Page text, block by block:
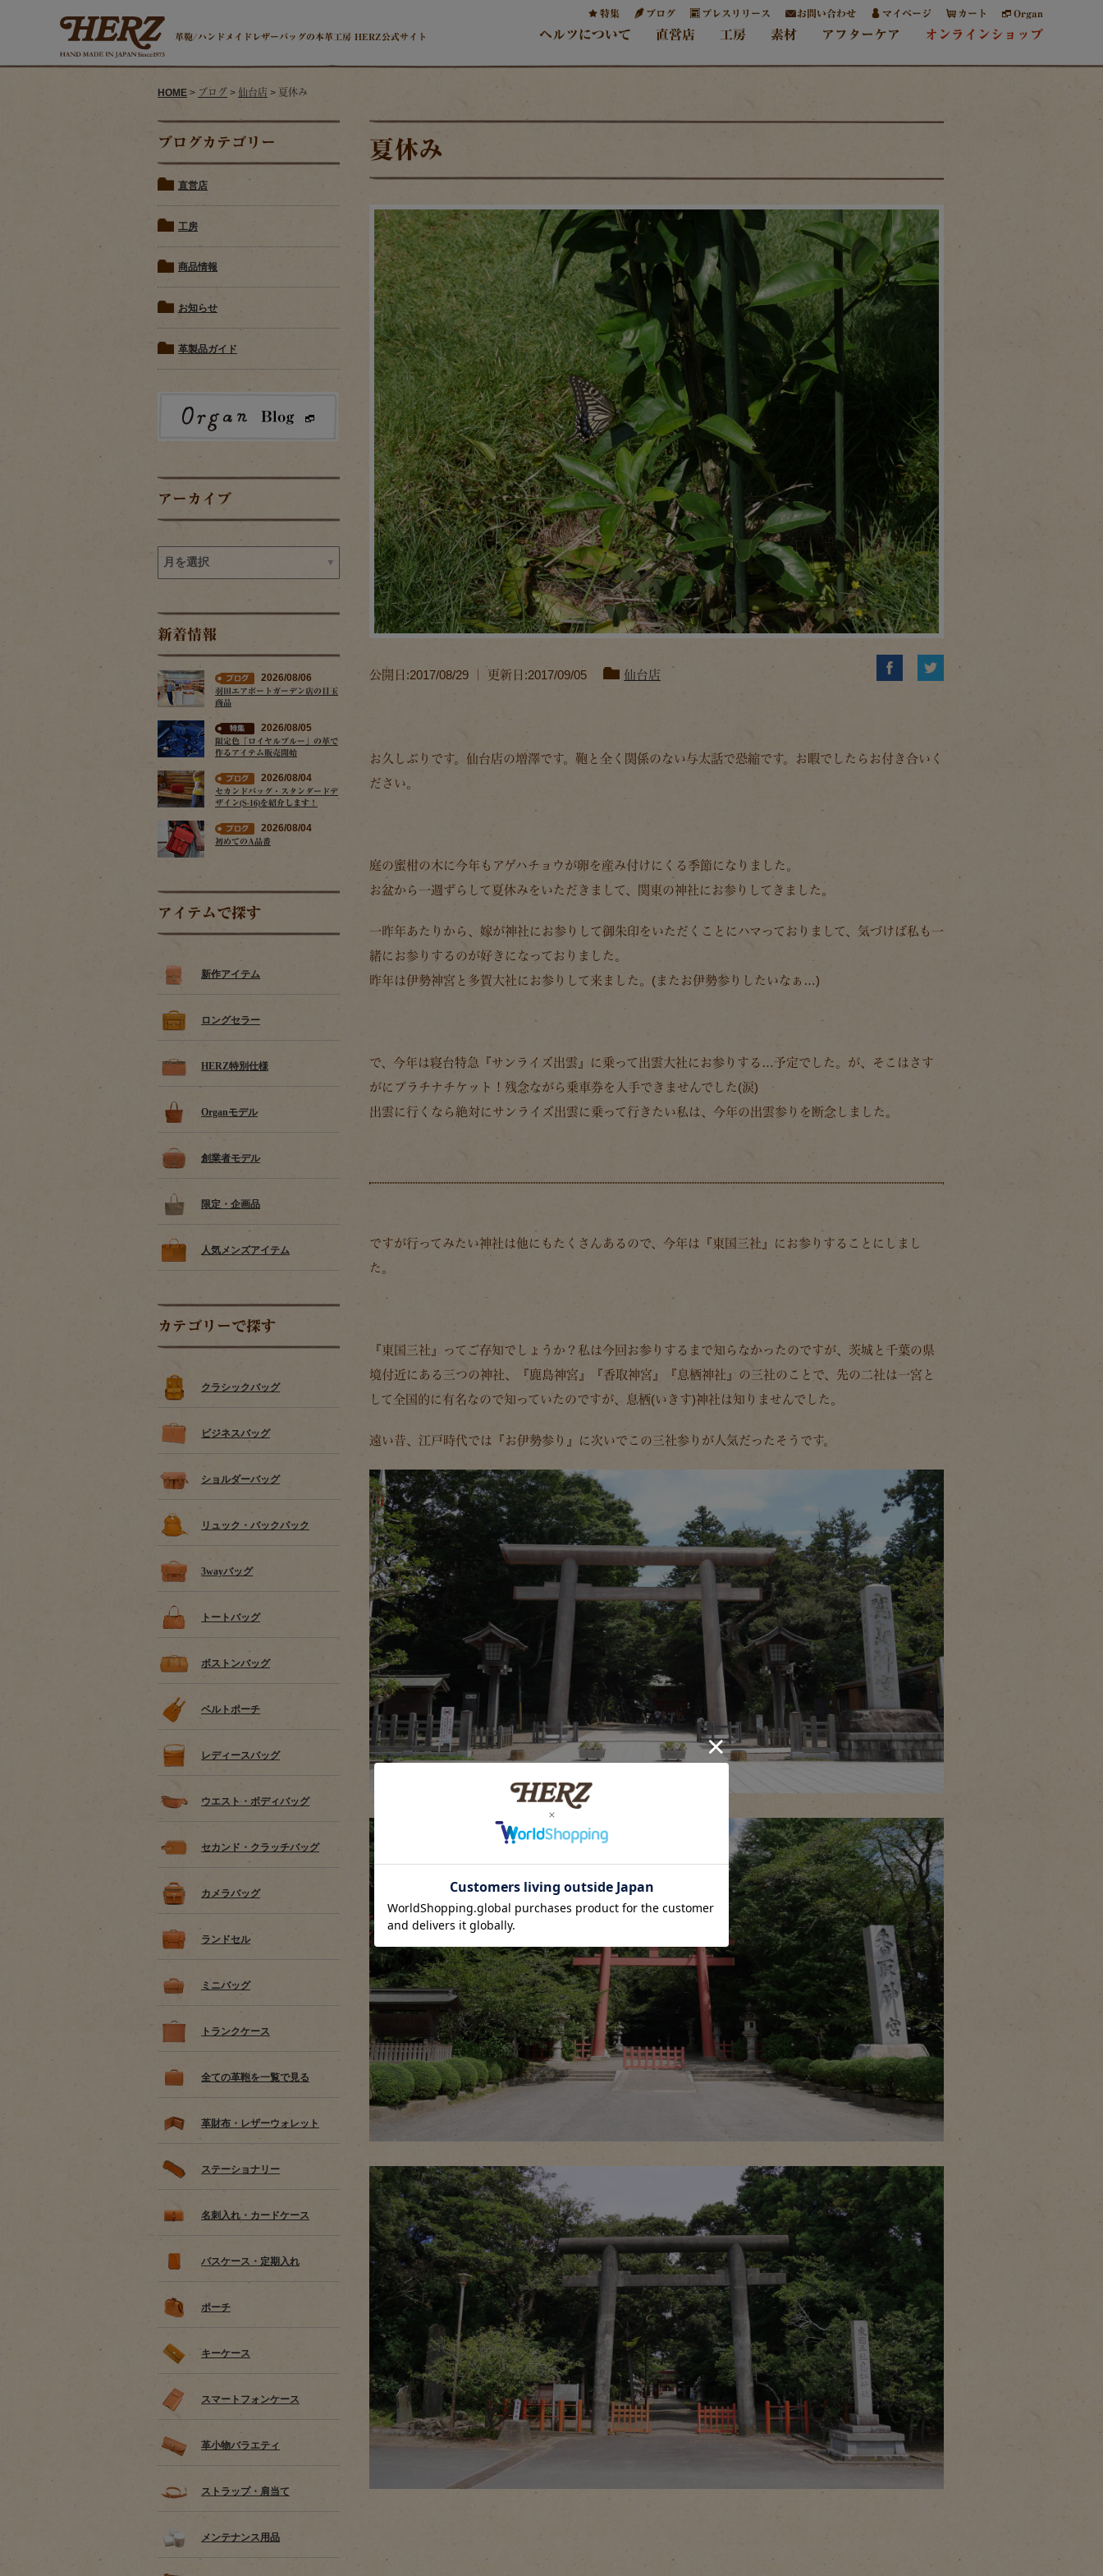
革鞄/ハンドメイドレザーバッグの本革工房 HERZ公式サイト
特集 ブログ プレスリリース お問い合わせ マイページ カート Organ
ヘルツについて 直営店 工房 素材 アフターケア オンラインショップ
HOME > ブログ > 仙台店 > 夏休み
ブログカテゴリー
直営店
工房
商品情報
お知らせ
革製品ガイド
アーカイブ
新着情報
2026/08/06
羽田エアポートガーデン店の目玉
商品
2026/08/05
限定色「ロイヤルブルー」の革で
作るアイテム販売開始
2026/08/04
セカンドバッグ・スタンダードデ
ザイン(S-16)を紹介します！
2026/08/04
初めてのA品番
アイテムで探す
新作アイテム
ロングセラー
HERZ特別仕様
Organモデル
創業者モデル
限定・企画品
人気メンズアイテム
カテゴリーで探す
クラシックバッグ
ビジネスバッグ
ショルダーバッグ
リュック・バックパック
3wayバッグ
トートバッグ
ボストンバッグ
ベルトポーチ
レディースバッグ
ウエスト・ボディバッグ
セカンド・クラッチバッグ
カメラバッグ
ランドセル
ミニバッグ
トランクケース
全ての革鞄を一覧で見る
革財布・レザーウォレット
ステーショナリー
名刺入れ・カードケース
パスケース・定期入れ
ポーチ
キーケース
スマートフォンケース
革小物バラエティ
ストラップ・肩当て
メンテナンス用品
夏休み
公開日:2017/08/29 ｜ 更新日:2017/09/05 仙台店
お久しぶりです。仙台店の増澤です。鞄と全く関係のない与太話で恐縮です。お暇でしたらお付き合いく
ださい。
庭の蜜柑の木に今年もアゲハチョウが卵を産み付けにくる季節になりました。
お盆から一週ずらして夏休みをいただきまして、関東の神社にお参りしてきました。
一昨年あたりから、嫁が神社にお参りして御朱印をいただくことにハマっておりまして、気づけば私も一
緒にお参りするのが好きになっておりました。
昨年は伊勢神宮と多賀大社にお参りして来ました。(またお伊勢参りしたいなぁ…)
で、今年は寝台特急 『サンライズ出雲』
に乗って出雲大社にお参りする…予定でした。が、そこはさす
がにプラチナチケット！残念ながら乗車券を入手できませんでした(涙)
出雲に行くなら絶対にサンライズ出雲に乗って行きたい私は、今年の出雲参りを断念しました。
ですが行ってみたい神社は他にもたくさんあるので、今年は 『東国三社』
にお参りすることにしまし
た。
『東国三社』
ってご存知でしょうか？私は今回お参りするまで知らなかったのですが、茨城と千葉の県
境付近にある三つの神社、
『鹿島神宮』『香取神宮』『息栖神社』 の三社のことで、先の二社は一宮と
して全国的に有名なので知っていたのですが、息栖(いきす)神社は知りませんでした。
遠い昔、江戸時代では 『お伊勢参り』 に次いでこの三社参りが人気だったそうです。